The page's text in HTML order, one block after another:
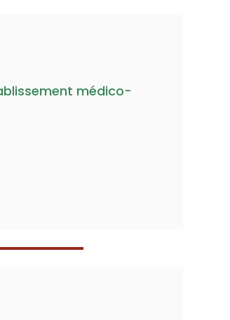
médico-